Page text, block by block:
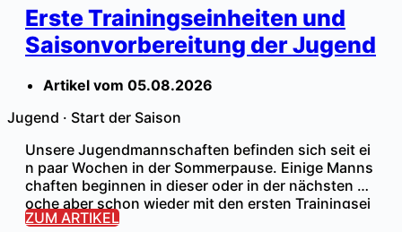
Erste Trainingseinheiten und
Saisonvorbereitung der Jugend
Artikel vom 05.08.2026
Jugend · Start der Saison
Unsere Jugendmannschaften befinden sich seit ei
n paar Wochen in der Sommerpause. Einige Manns
chaften beginnen in dieser oder in der nächsten W
oche aber schon wieder mit den ersten Trainingsei
nheiten der Saisonvorbereitung. August: Start der
ZUM ARTIKEL